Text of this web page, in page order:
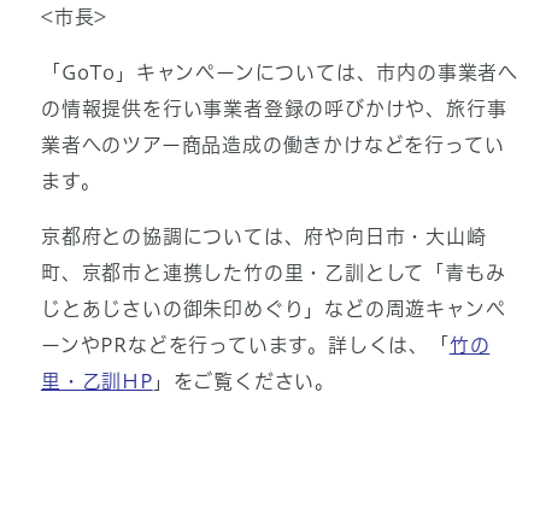
<市長>
「GoTo」キャンペーンについては、市内の事業者へ
の情報提供を行い事業者登録の呼びかけや、旅行事
業者へのツアー商品造成の働きかけなどを行ってい
ます。
京都府との協調については、府や向日市・大山崎
町、京都市と連携した竹の里・乙訓として「青もみ
じとあじさいの御朱印めぐり」などの周遊キャンペ
ーンやPRなどを行っています。詳しくは、「 竹の
里・乙訓HP 」をご覧ください。